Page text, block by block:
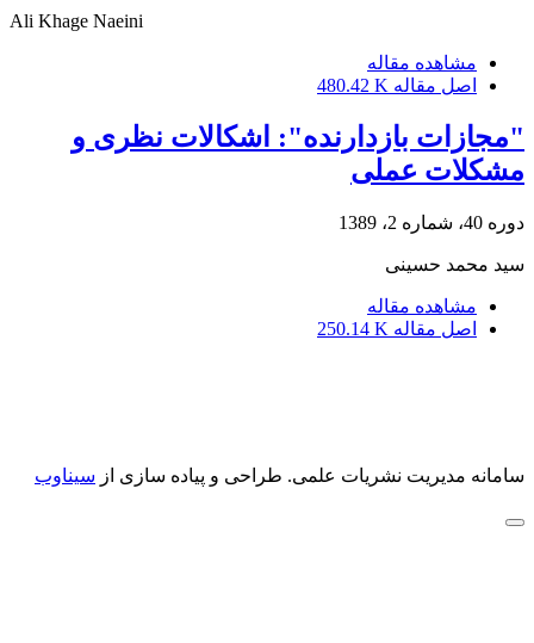
Ali Khage Naeini
مشاهده مقاله
اصل مقاله 480.42 K
"مجازات بازدارنده": اشکالات نظری و
مشکلات عملی
دوره 40، شماره 2، 1389
سید محمد حسینی
مشاهده مقاله
اصل مقاله 250.14 K
سامانه مدیریت نشریات علمی. طراحی و پیاده سازی از سیناوب